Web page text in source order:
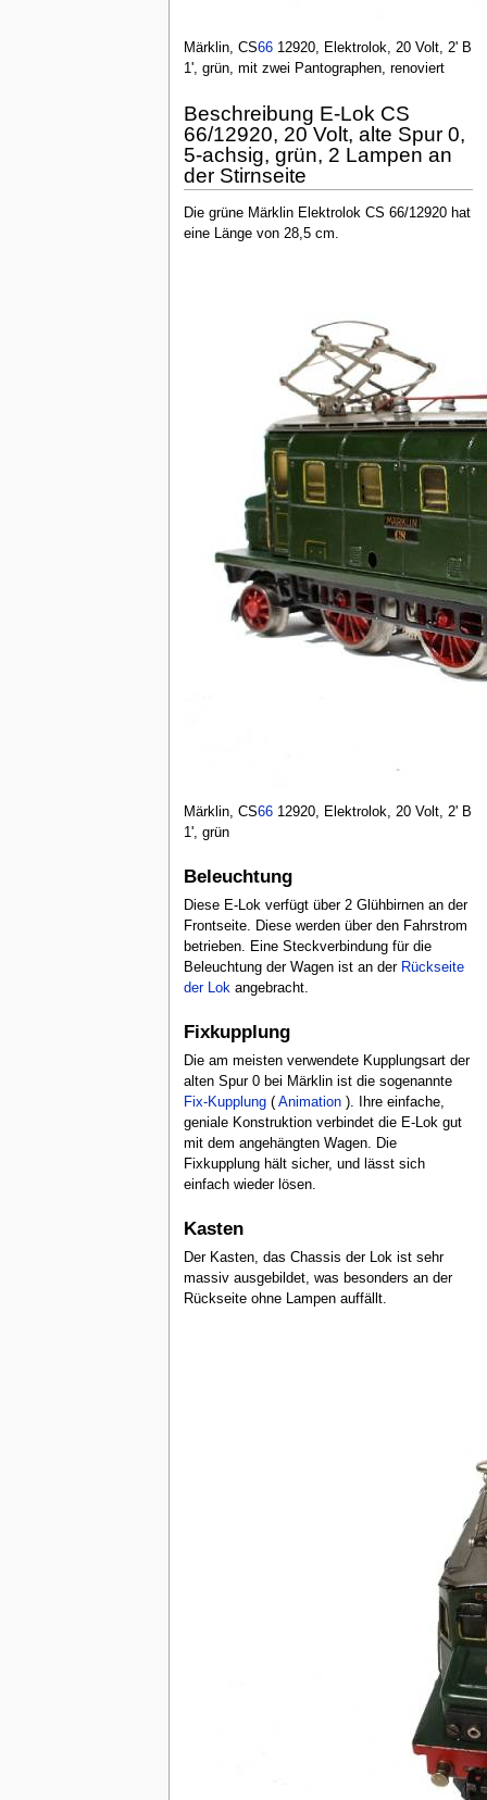
Märklin, CS6612920, Elektrolok, 20 Volt, 2' B
1', grün, mit zwei Pantographen, renoviert
Beschreibung E-Lok CS
66/12920, 20 Volt, alte Spur 0,
5-achsig, grün, 2 Lampen an
der Stirnseite
Die grüne Märklin Elektrolok CS 66/12920 hat
eine Länge von 28,5 cm.
Märklin, CS6612920, Elektrolok, 20 Volt, 2' B
1', grün
Beleuchtung
Diese E-Lok verfügt über 2 Glühbirnen an der
Frontseite. Diese werden über den Fahrstrom
betrieben. Eine Steckverbindung für die
Beleuchtung der Wagen ist an der Rückseite
der Lokangebracht.
Fixkupplung
Die am meisten verwendete Kupplungsart der
alten Spur 0 bei Märklin ist die sogenannte
Fix-Kupplung( Animation). Ihre einfache,
geniale Konstruktion verbindet die E-Lok gut
mit dem angehängten Wagen. Die
Fixkupplung hält sicher, und lässt sich
einfach wieder lösen.
Kasten
Der Kasten, das Chassis der Lok ist sehr
massiv ausgebildet, was besonders an der
Rückseite ohne Lampen auffällt.